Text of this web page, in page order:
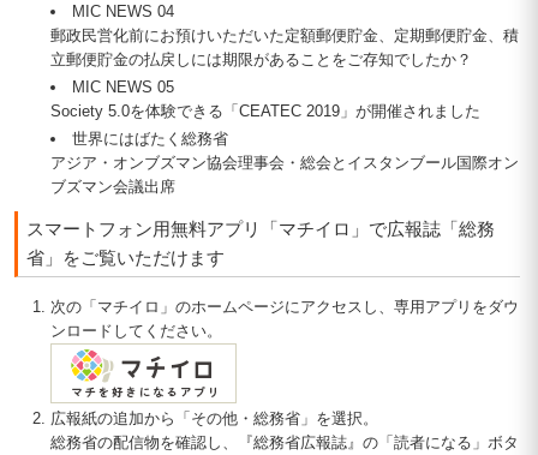
MIC NEWS 04
郵政民営化前にお預けいただいた定額郵便貯金、定期郵便貯金、積
立郵便貯金の払戻しには期限があることをご存知でしたか？
MIC NEWS 05
Society 5.0を体験できる「CEATEC 2019」が開催されました
世界にはばたく総務省
アジア・オンブズマン協会理事会・総会とイスタンブール国際オン
ブズマン会議出席
スマートフォン用無料アプリ「マチイロ」で広報誌「総務
省」をご覧いただけます
次の「マチイロ」のホームページにアクセスし、専用アプリをダウ
ンロードしてください。
広報紙の追加から「その他・総務省」を選択。
総務省の配信物を確認し、『総務省広報誌』の「読者になる」ボタ